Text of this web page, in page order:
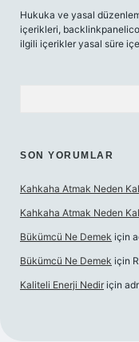
Hukuka ve yasal
içerikleri,
ilgili içerikler yasal süre
SON YORUMLAR
Kahkaha Atmak Neden
Kahkaha Atmak Neden
Bükümcü Ne Demek için
Bükümcü Ne Demek için
Kaliteli Enerji Nedir için